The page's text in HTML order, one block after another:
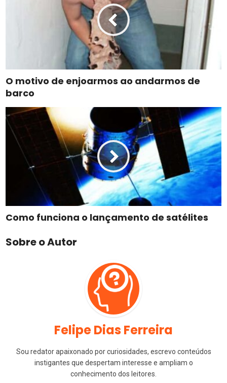
O motivo de enjoarmos ao andarmos de
barco
Como funciona o lançamento de satélites
Sobre o Autor
Felipe Dias Ferreira
Sou redator apaixonado por curiosidades, escrevo conteúdos
instigantes que despertam interesse e ampliam o
conhecimento dos leitores.